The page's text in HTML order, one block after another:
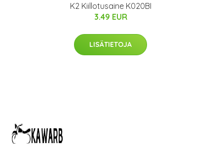
K2 Kiillotusaine K020BI
3.49 EUR
LISÄTIETOJA